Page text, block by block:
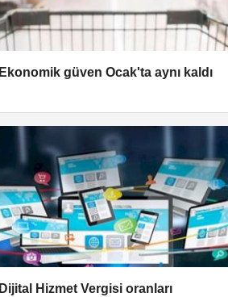
Ekonomik güven Ocak'ta aynı kaldı
Dijital Hizmet Vergisi oranları